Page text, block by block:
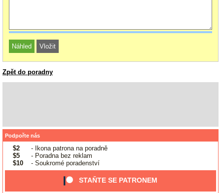
Zpět do poradny
Podpořte nás
$2
- Ikona patrona na poradně
$5
- Poradna bez reklam
$10
- Soukromé poradenství
STAŇTE SE PATRONEM